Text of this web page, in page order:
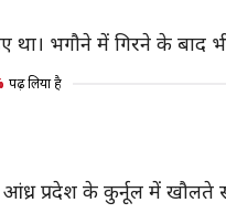
था। भगौने में गिरने के बाद
पढ़ लिया है
प्रदेश के कुर्नूल में खौलते